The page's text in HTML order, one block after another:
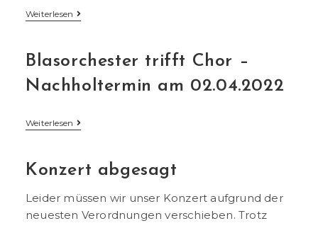
Weiterlesen Neue
Rhythmik
Blasorchester trifft Chor –
Nachholtermin am 02.04.2022
Weiterlesen Blasorchester
Trifft
Nachholtermin
02.04.2022
Konzert abgesagt
Leider müssen wir unser Konzert aufgrund der
neuesten Verordnungen verschieben. Trotz